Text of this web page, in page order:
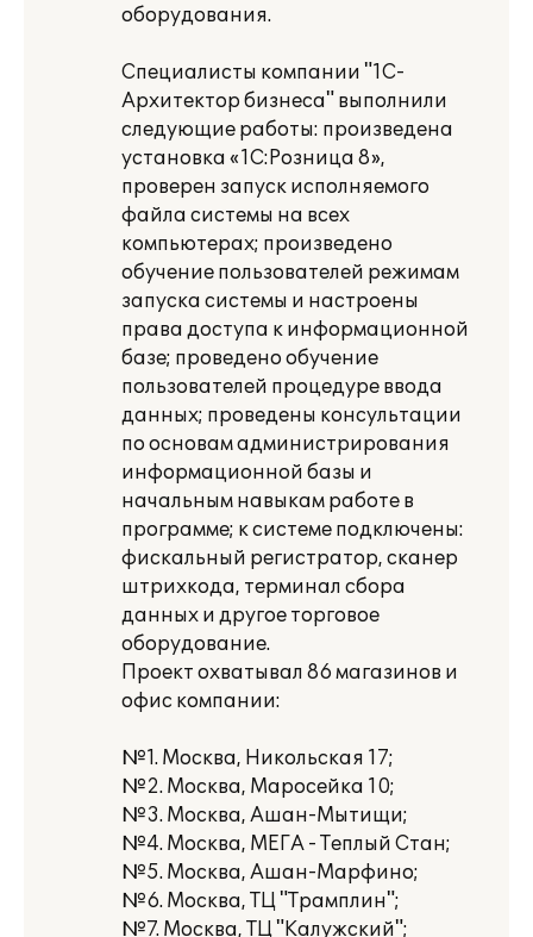
оборудования.
Специалисты компании "1С-
Архитектор бизнеса" выполнили
следующие работы: произведена
установка «1С:Розница 8»,
проверен запуск исполняемого
файла системы на всех
компьютерах; произведено
обучение пользователей режимам
запуска системы и настроены
права доступа к информационной
базе; проведено обучение
пользователей процедуре ввода
данных; проведены консультации
по основам администрирования
информационной базы и
начальным навыкам работе в
программе; к системе подключены:
фискальный регистратор, сканер
штрихкода, терминал сбора
данных и другое торговое
оборудование.
Проект охватывал 86 магазинов и
офис компании:
№1. Москва, Никольская 17;
№2. Москва, Маросейка 10;
№3. Москва, Ашан-Мытищи;
№4. Москва, МЕГА - Теплый Стан;
№5. Москва, Ашан-Марфино;
№6. Москва, ТЦ "Трамплин";
№7. Москва, ТЦ "Калужский";